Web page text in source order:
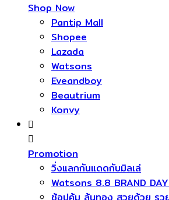
Shop Now
Pantip Mall
Shopee
Lazada
Watsons
Eveandboy
Beautrium
Konvy
Promotion
วิ่งแลกกันแดดกับมิลเล่
Watsons 8.8 BRAND